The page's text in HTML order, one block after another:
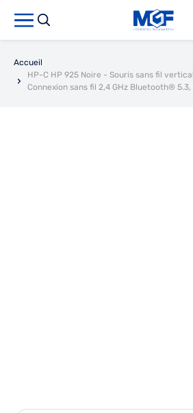
Accueil
HP-C HP 925 Noire - Souris sans fil
Connexion sans fil 2,4 GHz Bluetooth®